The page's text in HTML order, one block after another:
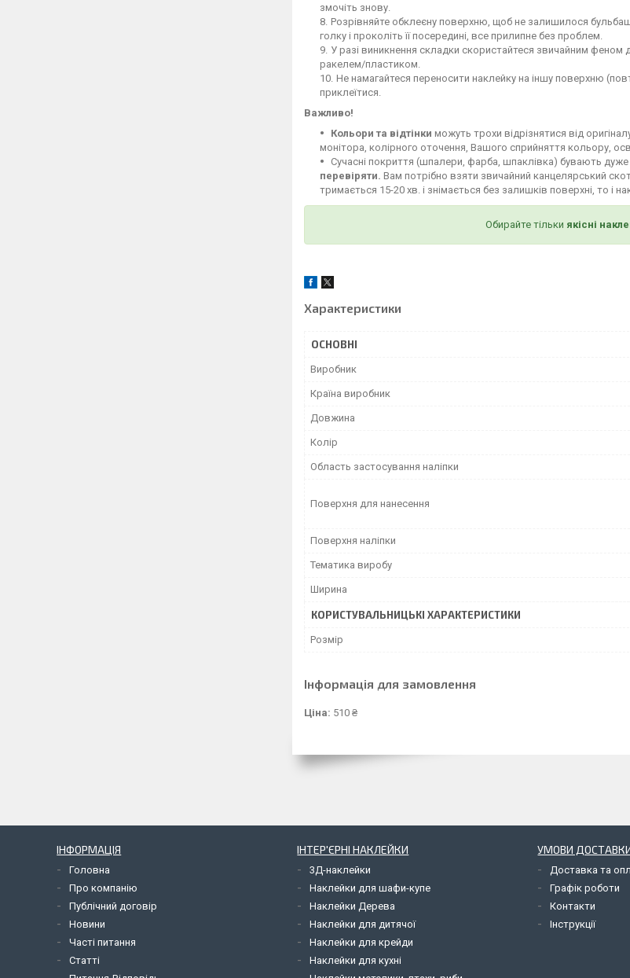
змочіть знову.
Розрівняйте обклеєну поверхню, щоб не залишилося
голку і проколіть її посередині, все прилипне без проблем.
У разі виникнення складки скористайтеся звичайним феном
ракелем/пластиком.
Не намагайтеся переносити наклейку на іншу поверхню
приклеїтися.
Важливо!
Кольори та відтінки можуть трохи відрізнятися від
монітора, колірного оточення, Вашого сприйняття кольору,
Сучасні покриття (шпалери, фарба, шпаклівка) бувають дуже
перевіряти. Вам потрібно взяти звичайний канцелярський
тримається 15-20 хв. і знімається без залишків поверхні, то і
Обирайте тільки якісні
Характеристики
ОСНОВНІ
Виробник
Країна виробник
Довжина
Колір
Область застосування наліпки
Поверхня для нанесення
Поверхня наліпки
Тематика виробу
Ширина
КОРИСТУВАЛЬНИЦЬКІ ХАРАКТЕРИСТИКИ
Розмір
Інформація для замовлення
Ціна: 510 ₴
ІНФОРМАЦІЯ
Головна
Про компанію
Публічний договір
Новини
Часті питання
Статті
ІНТЕР'ЄРНІ НАКЛЕЙКИ
3Д-наклейки
Наклейки для шафи-купе
Наклейки Дерева
Наклейки для дитячої
Наклейки для крейди
Наклейки для кухні
УМОВИ
Доставка та
Графік роботи
Контакти
Інструкції